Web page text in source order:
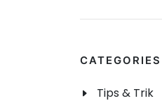
CATEGORIES
Tips & Trik